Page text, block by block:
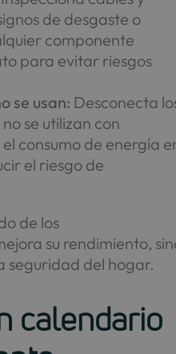
de desgaste o
componente
para evitar riesgos
se usan: Desconecta
se utilizan con
consumo de energía
el riesgo de
de los
su rendimiento,
seguridad del hogar.
calendario